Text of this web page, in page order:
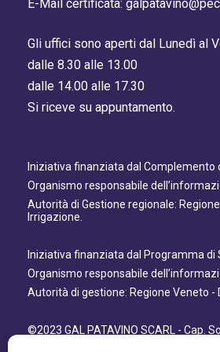
E-Mail certificata:
Gli uffici sono aperti dal Lunedì al
dalle 8.30 alle 13.00
dalle 14.00 alle 17.30
Si riceve su appuntamento.
Iniziativa finanziata dal Complemento
Organismo responsabile
Autorità di Gestione regionale:
Irrigazione.
Iniziativa finanziata dal Programma di
Organismo responsabile
Autorità di gestione: Regione Veneto -
©2023 GAL PATAVINO SCARL - Cap.